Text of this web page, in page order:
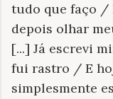
tudo que faço /
depois olhar
[...] Já escrevi
fui rastro / E
simplesmente